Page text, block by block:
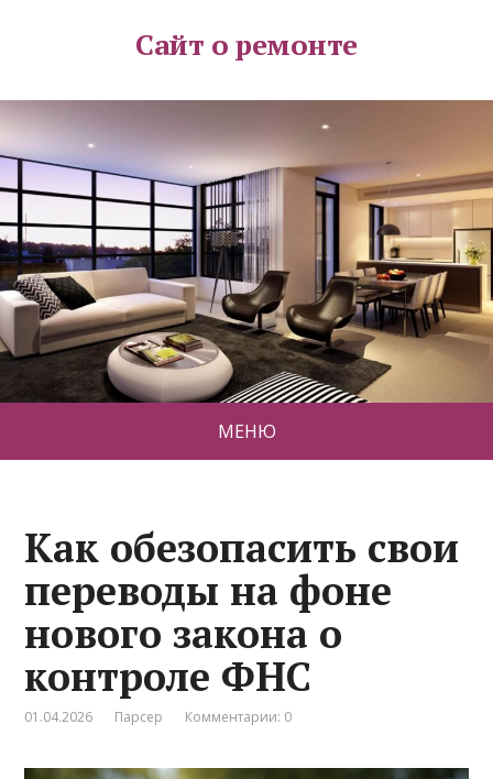
Сайт о ремонте
МЕНЮ
Как обезопасить свои
переводы на фоне
нового закона о
контроле ФНС
01.04.2026 Парсер Комментарии: 0